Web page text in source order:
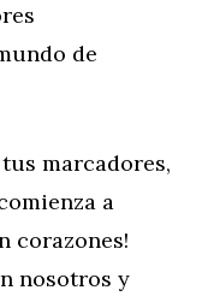
de
marcadores,
a
corazones!
nosotros y